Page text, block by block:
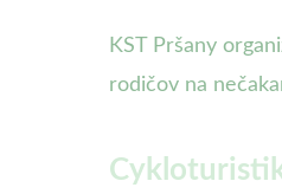
KST Pršany
rodičov na